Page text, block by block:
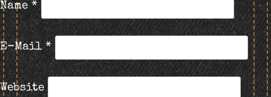
Name*
E-Mail*
Website